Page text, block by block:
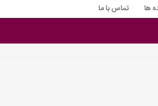
ها تماس با ما